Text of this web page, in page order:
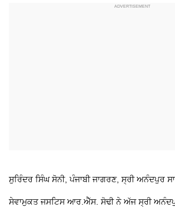
ਸੁਰਿੰਦਰ ਸਿੰਘ ਸੋਨੀ, ਪੰਜਾਬੀ ਜਾਗਰਣ, ਸ੍ਰੀ ਅਨੰਦਪੁਰ
ਸੇਵਾਮੁਕਤ ਜਸਟਿਸ ਆਰ.ਐੱਸ. ਸੋਢੀ ਨੇ ਅੱਜ ਸ੍ਰੀ